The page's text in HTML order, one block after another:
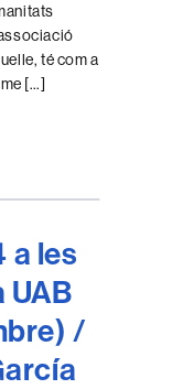
té com a
[…]
a les
UAB
/